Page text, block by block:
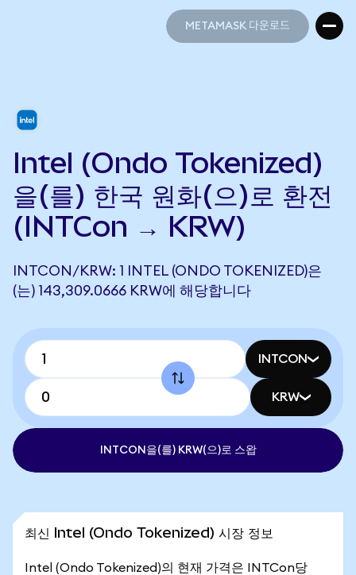
METAMASK 다운로드
Intel (Ondo Tokenized)
을(를) 한국 원화(으)로 환전
(INTCon → KRW)
INTCON/KRW: 1 INTEL (ONDO TOKENIZED)은
(는) 143,309.0666 KRW에 해당합니다
INTCON
KRW
INTCON을(를) KRW(으)로 스왑
최신 Intel (Ondo Tokenized) 시장 정보
Intel (Ondo Tokenized)의 현재 가격은 INTCon당